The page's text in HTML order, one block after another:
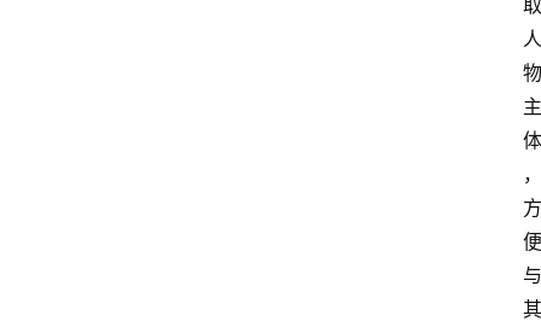
取
人
物
主
体
，
方
便
与
其